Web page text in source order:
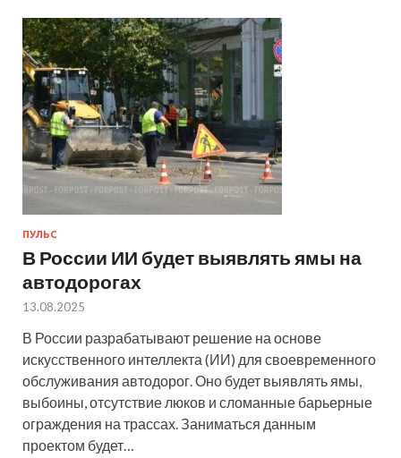
ПУЛЬС
В России ИИ будет выявлять ямы на
автодорогах
13.08.2025
В России разрабатывают решение на основе
искусственного интеллекта (ИИ) для своевременного
обслуживания автодорог. Оно будет выявлять ямы,
выбоины, отсутствие люков и сломанные барьерные
ограждения на трассах. Заниматься данным
проектом будет…